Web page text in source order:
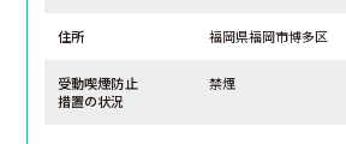
住所 福岡県福岡市博多区
受動喫煙防止
措置の状況
禁煙